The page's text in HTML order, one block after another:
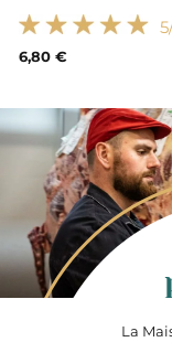
5
6,80 €
La